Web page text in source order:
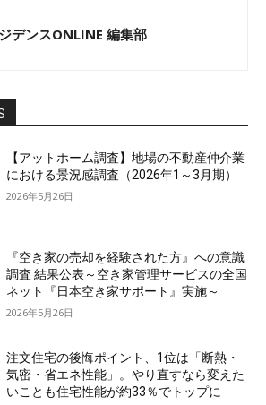
デンスONLINE 編集部
【アットホーム調査】地場の不動産仲介業
における景況感調査（2026年1～3月期）
2026年5月26日
『空き家の売却を経験された方』への意識
調査 結果公表～空き家管理サービスの全国
ネット『日本空き家サポート』実施～
2026年5月26日
注文住宅の後悔ポイント、1位は「断熱・
気密・省エネ性能」。やり直すなら変えた
いことも住宅性能が約33％でトップに